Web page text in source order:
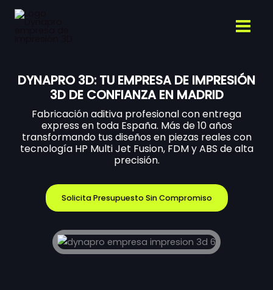
DYNAPRO 3D: TU EMPRESA DE IMPRESIÓN
3D DE CONFIANZA EN MADRID
Fabricación aditiva profesional con entrega
express en toda España. Más de 10 años
transformando tus diseños en piezas reales con
tecnología HP Multi Jet Fusion, FDM y ABS de alta
precisión.
Solicita Presupuesto Sin Compromiso